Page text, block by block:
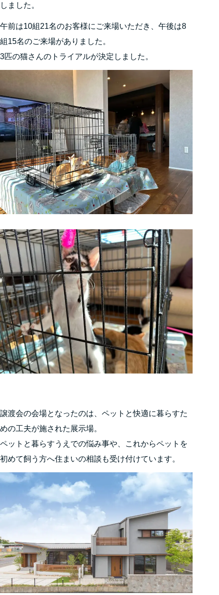
しました。
午前は10組21名のお客様にご来場いただき、午後は8
組15名のご来場がありました。
3匹の猫さんのトライアルが決定しました。
譲渡会の会場となったのは、ペットと快適に暮らすた
めの工夫が施された展示場。
ペットと暮らすうえでの悩み事や、これからペットを
初めて飼う方へ住まいの相談も受け付けています。